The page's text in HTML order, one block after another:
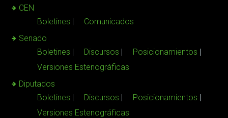
CEN
Boletines
Comunicados
Senado
Boletines
Discursos
Posicionamientos
Versiones Estenográficas
Diputados
Boletines
Discursos
Posicionamientos
Versiones Estenográficas